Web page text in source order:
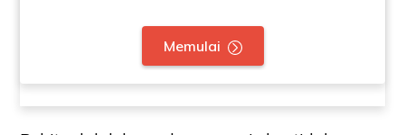
Memulai